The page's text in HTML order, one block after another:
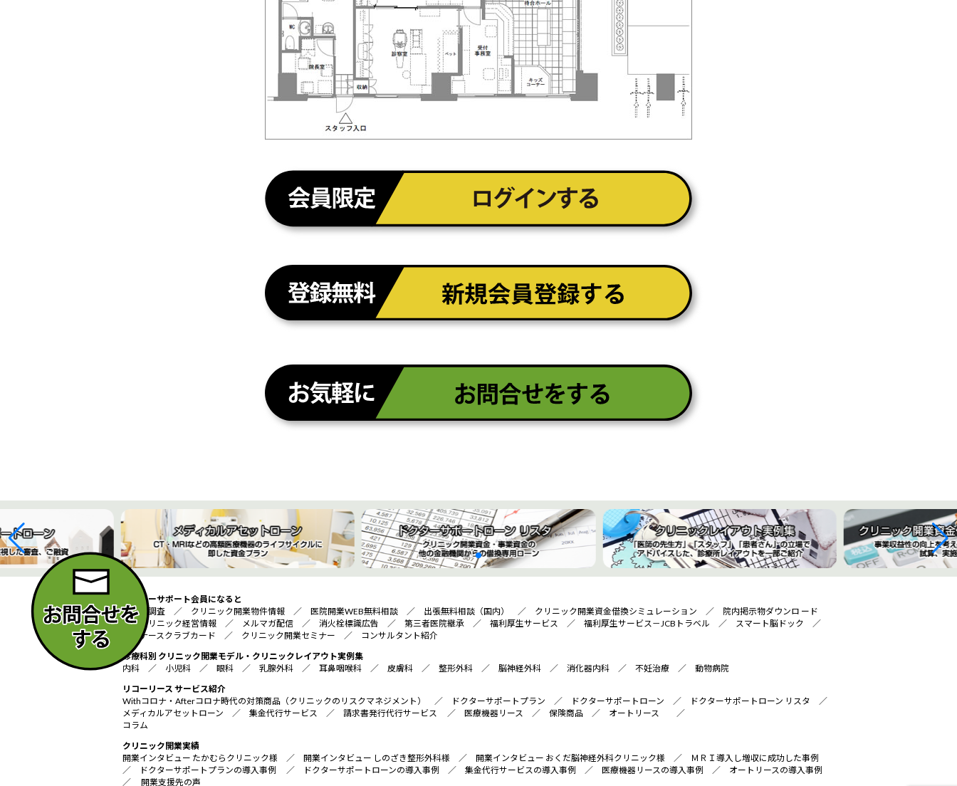
ドクターサポート会員になると
診療圏調査 ／ クリニック開業物件情報 ／ 医院開業WEB無料相談 ／ 出張無料相談（国内） ／ クリニック開業資金借換シミュレーション ／ 院内掲示物ダウンロ ード
／
クリニック経営情報 ／ メルマガ配信 ／ 消火栓標識広告 ／ 第三者医院継承 ／ 福利厚生サービス ／ 福利厚生サービス－JCBトラベル ／ スマート脳ドック ／
ダイナースクラブカード ／ クリニック開業セミナー ／ コンサルタント紹介
診療科別 クリニック開業モデル・クリニックレイアウト実例集
内科 ／ 小児科 ／ 眼科 ／ 乳腺外科 ／ 耳鼻咽喉科 ／ 皮膚科 ／ 整形外科 ／ 脳神経外科 ／ 消化器内科 ／ 不妊治療 ／ 動物病院
リコーリース サービス紹介
Withコロナ・Afterコロナ時代の対策商品（クリニックのリスクマネジメント）
／ ドクターサポートプラン ／ ドクターサポートローン ／ ドクターサポートローン リスタ ／
メディカルアセットローン ／ 集金代行サービス ／ 請求書発行代行サービス ／ 医療機器リース ／ 保険商品 ／ オートリース
／
コラム
クリニック開業実績
開業インタビュー たかむらクリニック様 ／ 開業インタビュー しのざき整形外科様 ／ 開業インタビュー おくだ脳神経外科クリニック様 ／
ＭＲＩ導入し増収に成功した事例
／
ドクターサポートプランの導入事例 ／ ドクターサポートローンの導入事例 ／ 集金代行サービスの導入事例 ／ 医療機器リースの導入事例 ／ オートリースの導入事例
／ 開業支援先の声